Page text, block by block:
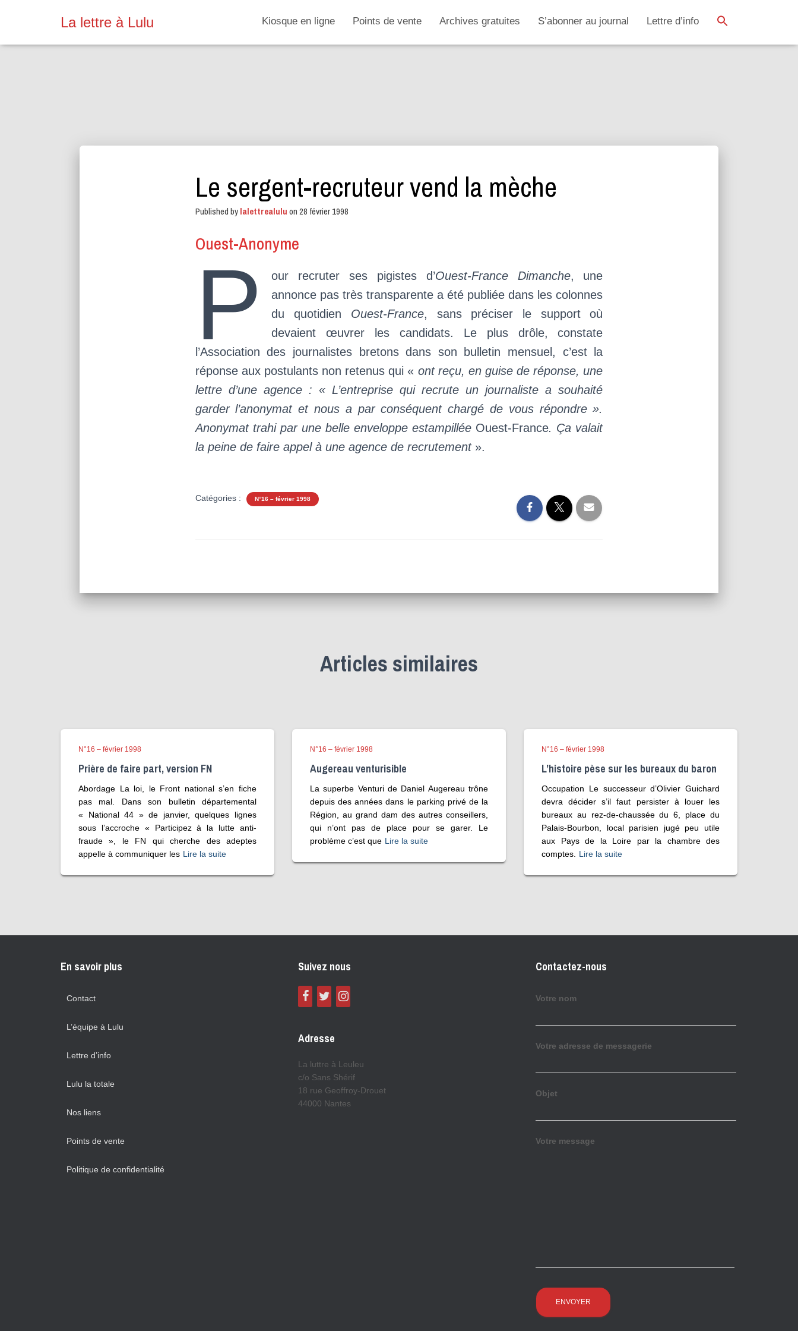
La lettre à Lulu Kiosque en ligne Points de vente Archives gratuites S’abonner au journal Lettre d’info
Le sergent-recruteur vend la mèche
Published bylalettrealuluon28 février 1998
Ouest-Anonyme
P our recruter ses pigistes d’Ouest-France Dimanche, une
annonce pas très transparente a été publiée dans les colonnes
du quotidien Ouest-France, sans préciser le support où
devaient œuvrer les candidats. Le plus drôle, constate
l’Association des journalistes bretons dans son bulletin mensuel, c’est la
réponse aux postulants non retenus qui « ont reçu, en guise de réponse, une
lettre d’une agence : « L’entreprise qui recrute un journaliste a souhaité
garder l’anonymat et nous a par conséquent chargé de vous répondre ».
Anonymat trahi par une belle enveloppe estampillée Ouest-France. Ça valait
la peine de faire appel à une agence de recrutement».
Catégories : N°16 – février 1998
Articles similaires
N°16 – février 1998
Prière de faire part, version FN
Abordage La loi, le Front national s’en fiche
pas mal. Dans son bulletin départemental
« National 44 » de janvier, quelques lignes
sous l’accroche « Participez à la lutte anti-
fraude », le FN qui cherche des adeptes
appelle à communiquer les Lire la suite
N°16 – février 1998
Augereau venturisible
La superbe Venturi de Daniel Augereau trône
depuis des années dans le parking privé de la
Région, au grand dam des autres conseillers,
qui n’ont pas de place pour se garer. Le
problème c’est que Lire la suite
N°16 – février 1998
L’histoire pèse sur les bureaux du baron
Occupation Le successeur d’Olivier Guichard
devra décider s’il faut persister à louer les
bureaux au rez-de-chaussée du 6, place du
Palais-Bourbon, local parisien jugé peu utile
aux Pays de la Loire par la chambre des
comptes.
Lire la suite
En savoir plus
Contact
L’équipe à Lulu
Lettre d’info
Lulu la totale
Nos liens
Points de vente
Politique de confidentialité
Suivez nous
Adresse
La luttre à Leuleu
c/o Sans Shérif
18 rue Geoffroy-Drouet
44000 Nantes
Contactez-nous
Votre nom
Votre adresse de messagerie
Objet
Votre message